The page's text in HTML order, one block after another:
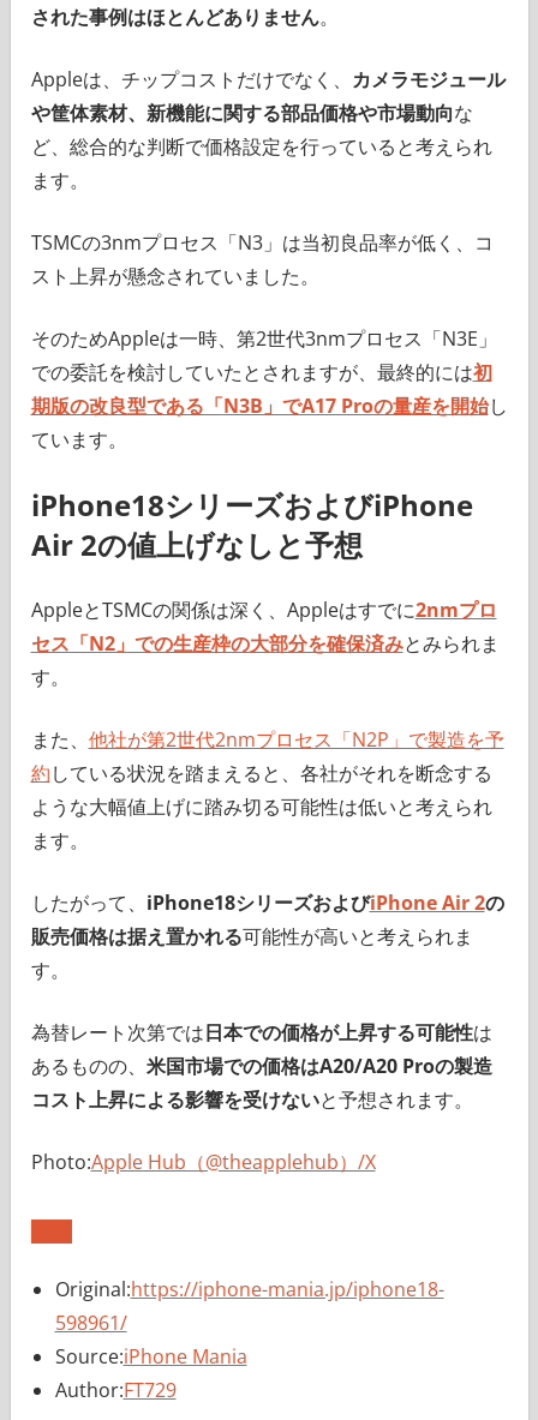
された事例はほとんどありません。
Appleは、チップコストだけでなく、 カメラモジュール
や筐体素材、新機能に関する部品価格や市場動向な
ど、総合的な判断で価格設定を行っていると考えられ
ます。
TSMCの3nmプロセス「N3」は当初良品率が低く、コ
スト上昇が懸念されていました。
そのためAppleは一時、第2世代3nmプロセス「N3E」
での委託を検討していたとされますが、最終的には初
期版の改良型である「N3B」でA17 Proの量産を開始し
ています。
iPhone18シリーズおよびiPhone
Air 2の値上げなしと予想
AppleとTSMCの関係は深く、Appleはすでに2nmプロ
セス「N2」での生産枠の大部分を確保済みとみられま
す。
また、 他社が第2世代2nmプロセス「N2P」で製造を予
約している状況を踏まえると、各社がそれを断念する
ような大幅値上げに踏み切る可能性は低いと考えられ
ます。
したがって、 iPhone18シリーズおよびiPhone Air 2の
販売価格は据え置かれる可能性が高いと考えられま
す。
為替レート次第では日本での価格が上昇する可能性は
あるものの、 米国市場での価格はA20/A20 Proの製造
コスト上昇による影響を受けないと予想されます。
Photo:Apple Hub（@theapplehub）/X
Original:https://iphone-mania.jp/iphone18-
598961/
Source:iPhone Mania
Author:FT729